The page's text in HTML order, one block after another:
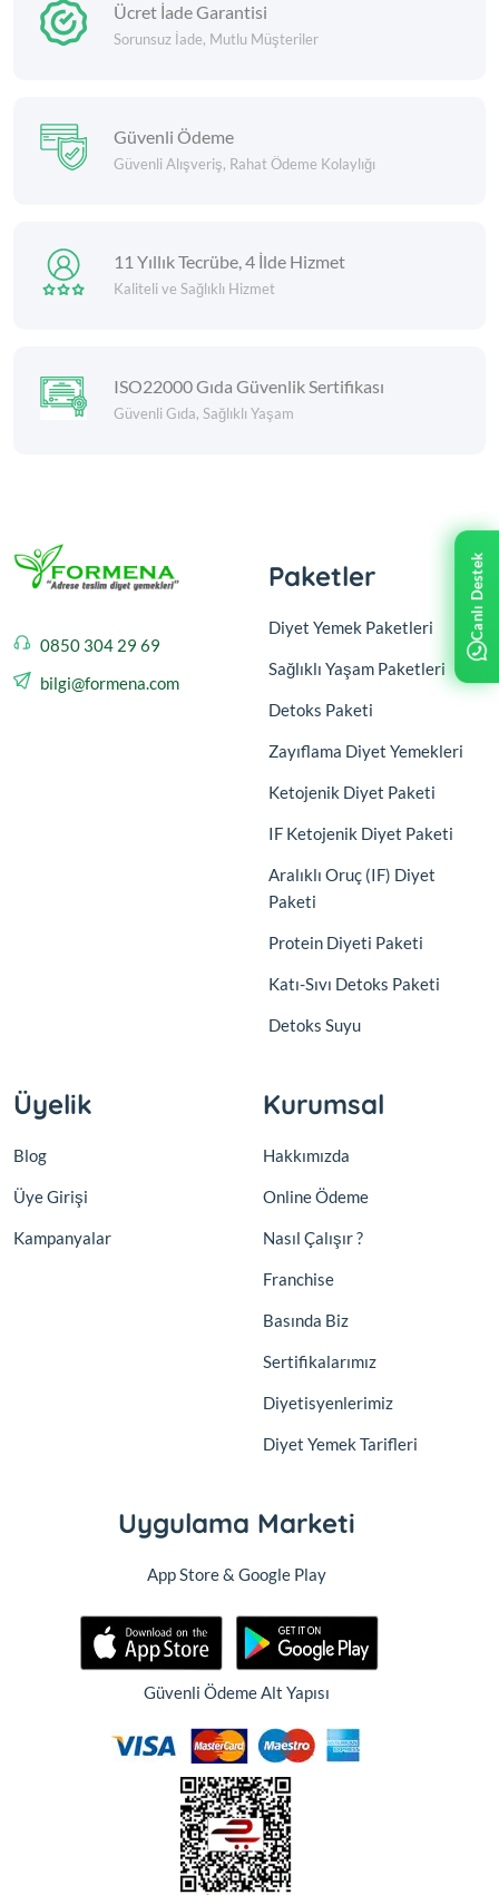
Canlı Destek
Ücret İade Garantisi
Sorunsuz İade, Mutlu Müşteriler
Güvenli Ödeme
Güvenli Alışveriş, Rahat Ödeme Kolaylığı
11 Yıllık Tecrübe, 4 İlde Hizmet
Kaliteli ve Sağlıklı Hizmet
ISO22000 Gıda Güvenlik Sertifikası
Güvenli Gıda, Sağlıklı Yaşam
0850 304 29 69
bilgi@formena.com
Paketler
Diyet Yemek Paketleri
Sağlıklı Yaşam Paketleri
Detoks Paketi
Zayıflama Diyet Yemekleri
Ketojenik Diyet Paketi
IF Ketojenik Diyet Paketi
Aralıklı Oruç (IF) Diyet
Paketi
Protein Diyeti Paketi
Katı-Sıvı Detoks Paketi
Detoks Suyu
Üyelik
Blog
Üye Girişi
Kampanyalar
Kurumsal
Hakkımızda
Online Ödeme
Nasıl Çalışır ?
Franchise
Basında Biz
Sertifikalarımız
Diyetisyenlerimiz
Diyet Yemek Tarifleri
Uygulama Marketi
App Store & Google Play
Güvenli Ödeme Alt Yapısı